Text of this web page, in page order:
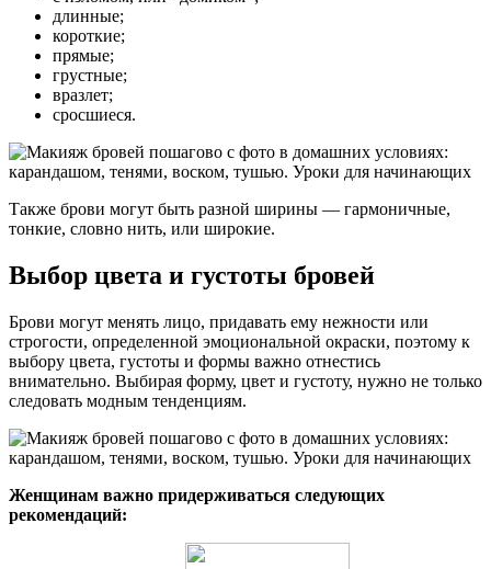
длинные;
короткие;
прямые;
грустные;
вразлет;
сросшиеся.
Также брови могут быть разной ширины — гармоничные,
тонкие, словно нить, или широкие.
Выбор цвета и густоты бровей
Брови могут менять лицо, придавать ему нежности или
строгости, определенной эмоциональной окраски, поэтому к
выбору цвета, густоты и формы важно отнестись
внимательно. Выбирая форму, цвет и густоту, нужно не только
следовать модным тенденциям.
Женщинам важно придерживаться следующих
рекомендаций: